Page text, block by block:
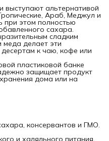
альтернативой
Араб, Меджул и
при этом полностью
сахара.
сладким
меда делает эти
к чаю, кофе или
пластиковой банке
защищает продукт
дома или на
консервантов и ГМО.
и халяльного питания.